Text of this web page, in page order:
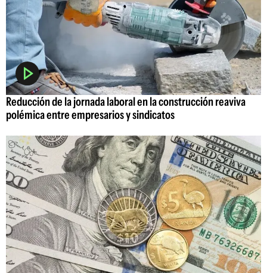
Reducción de la jornada laboral en la construcción reaviva
polémica entre empresarios y sindicatos